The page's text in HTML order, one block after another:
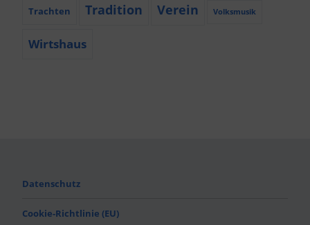
Trachten Tradition Verein Volksmusik
Wirtshaus
Datenschutz
Cookie-Richtlinie (EU)